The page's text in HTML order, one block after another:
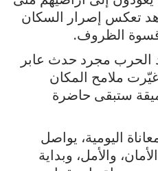
تعكس إصرار السكان
قسوة الظروف.
الحرب مجرد حدث عابر
ملامح المكان
ستبقى حاضرة
اليومية، يواصل
والأمل، وبداية